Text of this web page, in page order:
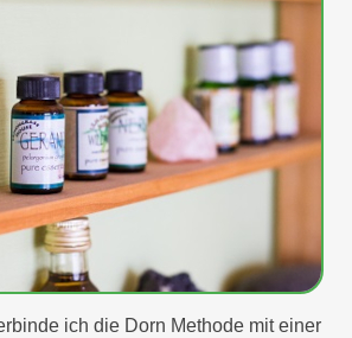
ich die Dorn Methode mit einer